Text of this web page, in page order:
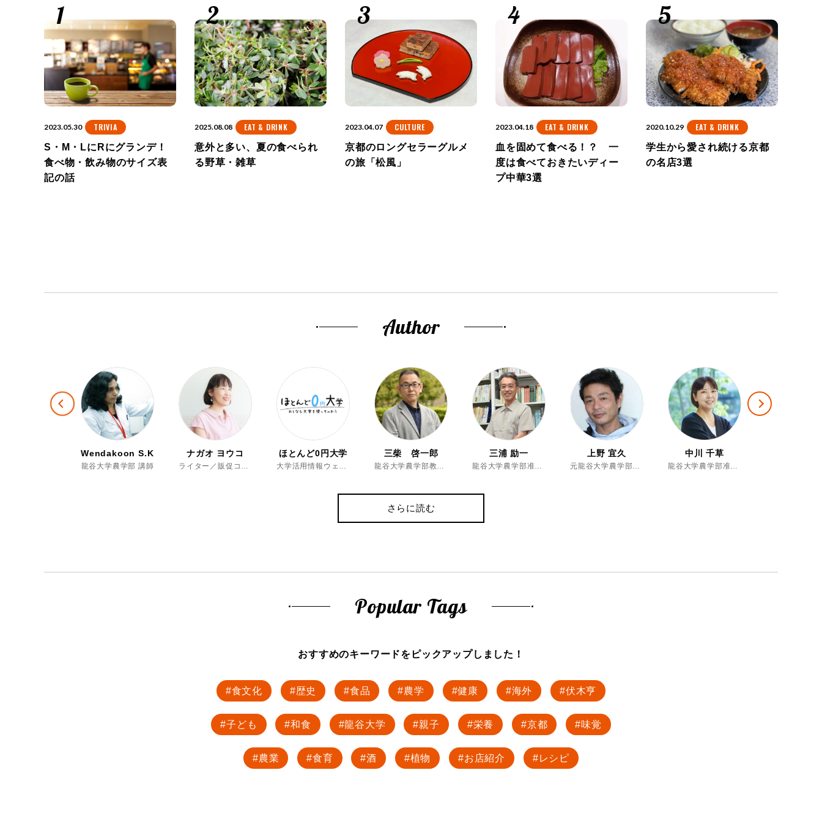
2023.05.30
TRIVIA
S・M・LにRにグランデ！
食べ物・飲み物のサイズ表
記の話
2025.08.08
EAT & DRINK
意外と多い、夏の食べられ
る野草・雑草
2023.04.07
CULTURE
京都のロングセラーグルメ
の旅「松風」
2023.04.18
EAT & DRINK
血を固めて食べる！？ 一
度は食べておきたいディー
プ中華3選
2020.10.29
EAT & DRINK
学生から愛され続ける京都
の名店3選
Author
Previous
Wendakoon S.K.
龍谷大学農学部 講師
ナガオ ヨウコ ほとんど0円大学 三柴 啓一郎 三浦 励一 上野 宜久 中川 千草
Next
さらに読む
Popular Tags
おすすめのキーワードを ピックアップしました！
食文化 歴史 食品 農学 健康 海外 伏木亨
子ども 和食 龍谷大学 親子 栄養 京都 味覚
農業 食育 酒 植物 お店紹介 レシピ